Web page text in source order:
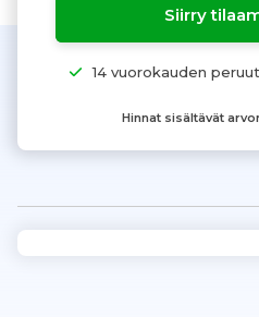
Siirry
14 vuorokauden
Hinnat sisältävät